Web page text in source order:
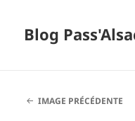
Blog
IMAGE PRÉCÉDENTE